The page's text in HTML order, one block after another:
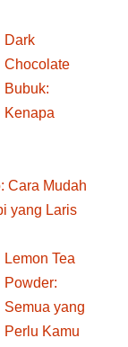
Dark
Chocolate
Bubuk:
Kenapa
Cara Mudah
yang Laris
Lemon Tea
Powder:
Semua yang
Perlu Kamu